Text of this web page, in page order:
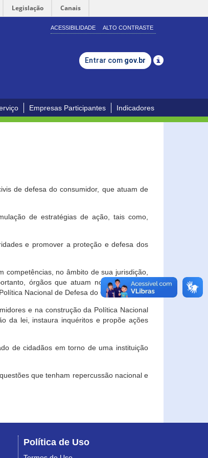
Legislação Canais
ACESSIBILIDADE ALTO CONTRASTE
Entrar com gov.br
Empresas Participantes Indicadores
de defesa do consumidor, que atuam de
de estratégias de ação, tais como,
e promover a proteção e defesa dos
no âmbito de sua jurisdição,
órgãos que atuam no âmbito local,
Nacional de Defesa do Consumidor.
e na construção da Política Nacional
da lei, instaura inquéritos e propõe ações
de cidadãos em torno de uma instituição
que tenham repercussão nacional e
Política de Uso